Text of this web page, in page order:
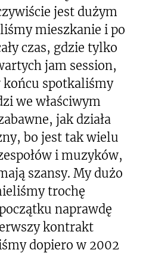
jest dużym
mieszkanie i po
czas, gdzie tylko
jam session,
spotkaliśmy
we właściwym
jak działa
bo jest tak wielu
i muzyków,
szansy. My dużo
trochę
naprawdę
kontrakt
dopiero w 2002